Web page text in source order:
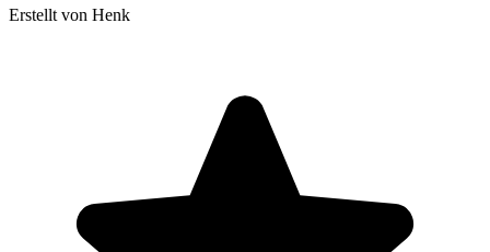
Erstellt von Henk